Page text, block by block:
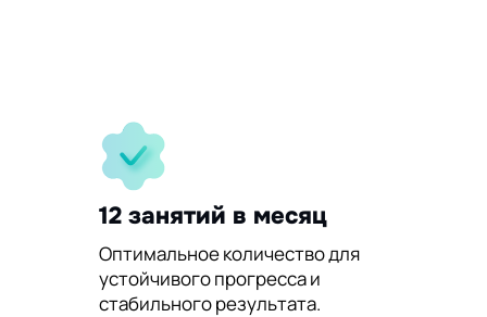
12 занятий в месяц
Оптимальное количество для
устойчивого прогресса и
стабильного результата.